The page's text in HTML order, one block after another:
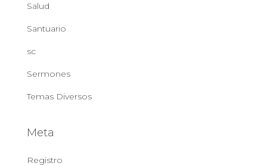
Salud
Santuario
sc
Sermones
Temas Diversos
Meta
Registro